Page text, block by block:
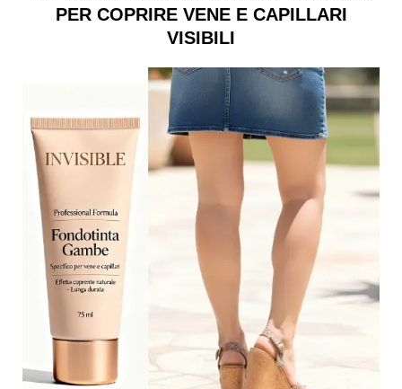
PER COPRIRE VENE E CAPILLARI
VISIBILI